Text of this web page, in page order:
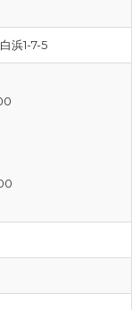
浜1-7-5